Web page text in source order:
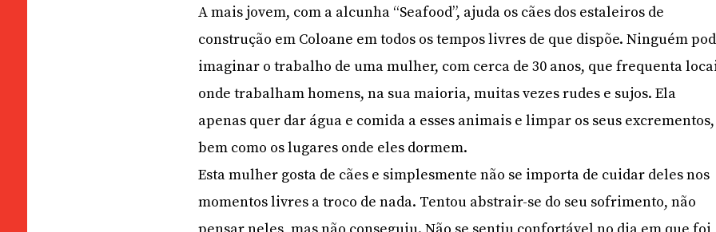
A mais jovem, com a alcunha “Seafood”, ajuda os cães dos estaleiros de
construção em Coloane em todos os tempos livres de que dispõe. Ninguém
imaginar o trabalho de uma mulher, com cerca de 30 anos, que frequenta
onde trabalham homens, na sua maioria, muitas vezes rudes e sujos. Ela
apenas quer dar água e comida a esses animais e limpar os seus excrementos,
bem como os lugares onde eles dormem.
Esta mulher gosta de cães e simplesmente não se importa de cuidar deles nos
momentos livres a troco de nada. Tentou abstrair-se do seu sofrimento, não